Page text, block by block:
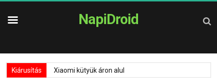
NapiDroid
Kiárusítás Xiaomi kütyük áron alul